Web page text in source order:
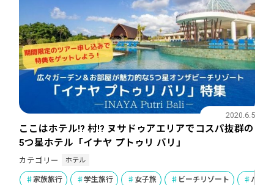
ここはホテル!? 村!? ヌサドゥアエリアでコスパ抜群の
5つ星ホテル「イナヤ プトゥリ バリ」
2020.6.5
カテゴリー ホテル
家族旅行 学生旅行 女子旅 ビーチリゾート ハネム